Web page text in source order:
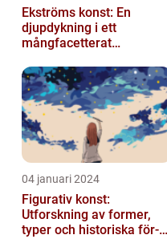
Ekströms konst: En
djupdykning i ett
mångfacetterat
04 januari 2024
Figurativ konst:
Utforskning av former,
typer och historiska för-